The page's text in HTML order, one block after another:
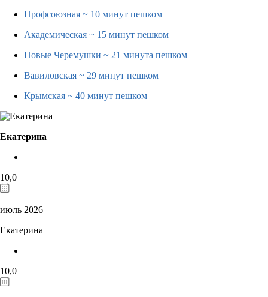
Профсоюзная ~ 10 минут пешком
Академическая ~ 15 минут пешком
Новые Черемушки ~ 21 минута пешком
Вавиловская ~ 29 минут пешком
Крымская ~ 40 минут пешком
Екатерина
10,0
июль 2026
Екатерина
10,0